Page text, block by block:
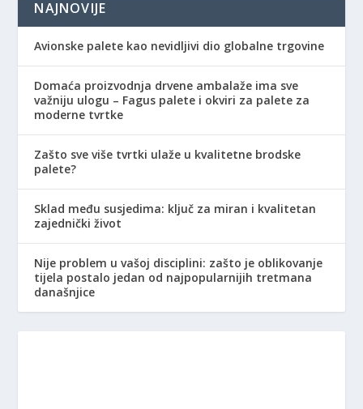
NAJNOVIJE
Avionske palete kao nevidljivi dio globalne trgovine
Domaća proizvodnja drvene ambalaže ima sve
važniju ulogu – Fagus palete i okviri za palete za
moderne tvrtke
Zašto sve više tvrtki ulaže u kvalitetne brodske
palete?
Sklad među susjedima: ključ za miran i kvalitetan
zajednički život
Nije problem u vašoj disciplini: zašto je oblikovanje
tijela postalo jedan od najpopularnijih tretmana
današnjice